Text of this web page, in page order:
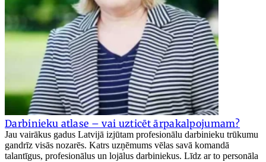
Darbinieku atlase – vai uzticēt ārpakalpojumam?
Jau vairākus gadus Latvijā izjūtam profesionālu darbinieku trūkumu
gandrīz visās nozarēs. Katrs uzņēmums vēlas savā komandā
talantīgus, profesionālus un lojālus darbiniekus. Līdz ar to personāla